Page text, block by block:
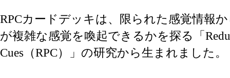
RPCカードデッキは、限られた感覚情報
が複雑な感覚を喚起できるかを探る「
Cues（RPC）」の研究から生まれました。